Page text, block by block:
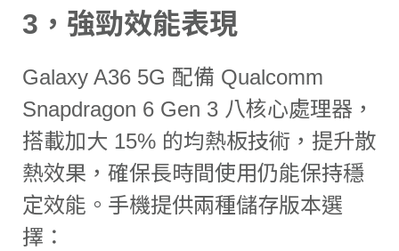
3，強勁效能表現
Galaxy A36 5G 配備 Qualcomm
Snapdragon 6 Gen 3 八核心處理器，
搭載加大 15% 的均熱板技術，提升散
熱效果，確保長時間使用仍能保持穩
定效能。手機提供兩種儲存版本選
擇：